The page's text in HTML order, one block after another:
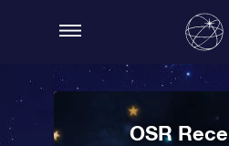
OSR